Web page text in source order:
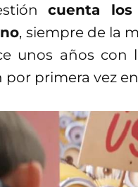
cuenta
, siempre de la
unos años con
primera vez en